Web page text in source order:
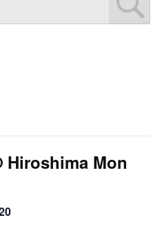
Hiroshima Mon